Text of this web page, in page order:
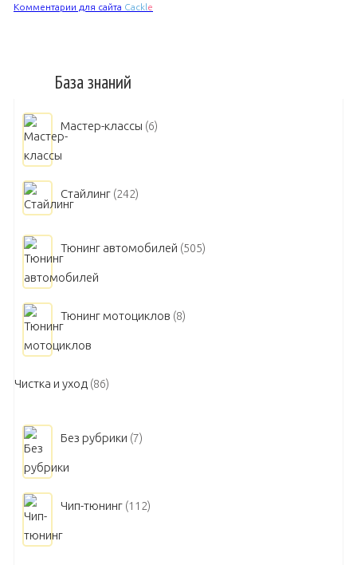
Комментарии для сайта Cackle
База знаний
Мастер-классы (6)
Стайлинг (242)
Тюнинг автомобилей (505)
Тюнинг мотоциклов (8)
Чистка и уход (86)
Без рубрики (7)
Чип-тюнинг (112)